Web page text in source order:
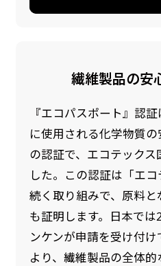
繊維製品の安
『エコパスポート』認
に使用される化学物質
の認証で、エコテック
した。この認証は「エ
続く取り組みで、原料
も証明します。日本で
ンケンが申請を受け付
より、繊維製品の全体